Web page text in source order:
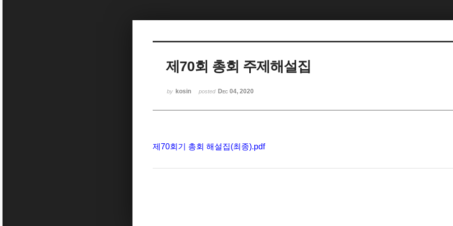
제70회 총회 주제해설집
by kosin posted Dec 04, 2020
제70회기 총회 해설집(최종).pdf
Sketchbook5, 스케치북5
Sketchbook5, 스케치북5